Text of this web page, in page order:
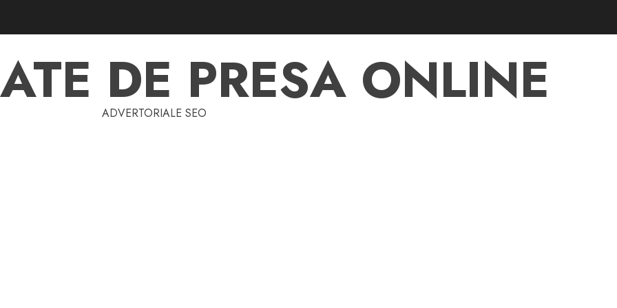
DE PRESA ONLINE
ADVERTORIALE SEO